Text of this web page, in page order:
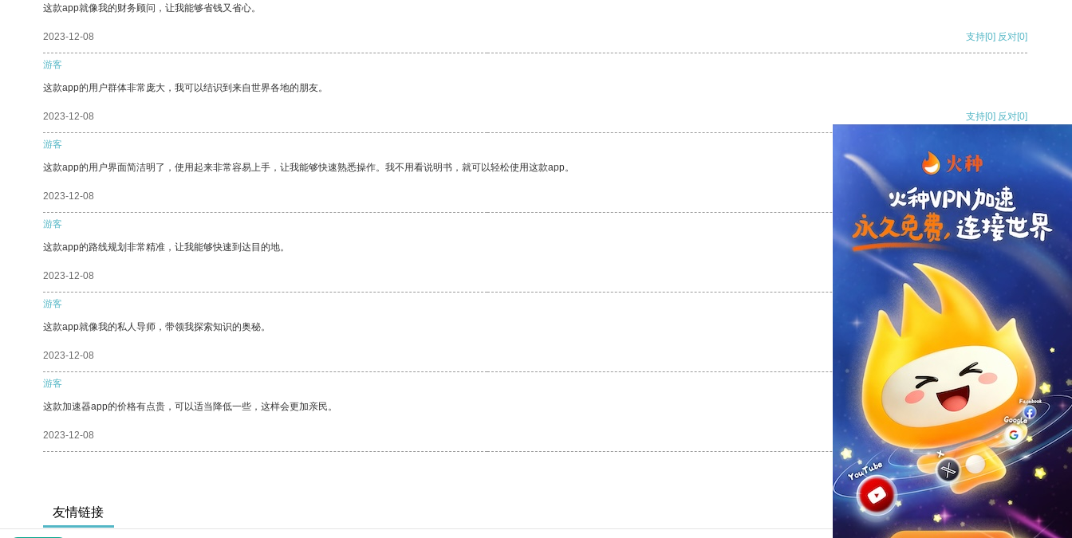
这款app就像我的财务顾问，让我能够省钱又省心。
2023-12-08 支持[0] 反对[0]
游客
这款app的用户群体非常庞大，我可以结识到来自世界各地的朋友。
2023-12-08 支持[0] 反对[0]
游客
这款app的用户界面简洁明了，使用起来非常容易上手，让我能够快速熟悉操作。我不用看说明书，就可以轻松使用这款app。
2023-12-08 支持[0] 反对
游客
这款app的路线规划非常精准，让我能够快速到达目的地。
2023-12-08 支持
游客
这款app就像我的私人导师，带领我探索知识的奥秘。
2023-12-08 反对 [0]
游客
这款加速器app的价格有点贵，可以适当降低一些，这样会更加亲民。
2023-12-08 支持[0] 反对[0]
友情链接